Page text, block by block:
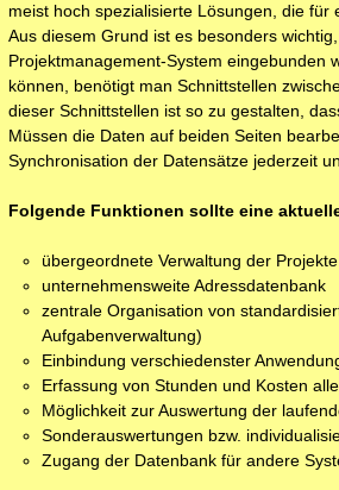
meist hoch spezialisierte Lösungen, die für
Aus diesem Grund ist es besonders
Projektmanagement-System eingebunden
können, benötigt man Schnittstellen
dieser Schnittstellen ist so zu gestalten,
Müssen die Daten auf beiden Seiten
Synchronisation der Datensätze jederzeit
Folgende Funktionen sollte eine
übergeordnete Verwaltung der Projekte
unternehmensweite Adressdatenbank
zentrale Organisation von
Aufgabenverwaltung)
Einbindung verschiedenster
Erfassung von Stunden und Kosten
Möglichkeit zur Auswertung der
Sonderauswertungen bzw.
Zugang der Datenbank für andere